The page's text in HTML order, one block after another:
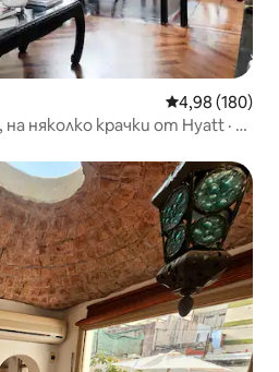
Средна
4,98 (180)
няколко крачки от Hyatt · 2